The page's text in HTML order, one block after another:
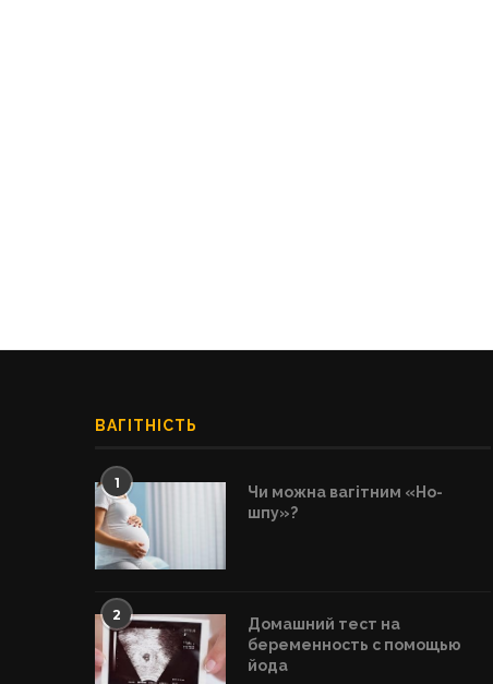
ВАГІТНІСТЬ
1
Чи можна вагітним «Но-
шпу»?
2
Домашний тест на
беременность с помощью
йода